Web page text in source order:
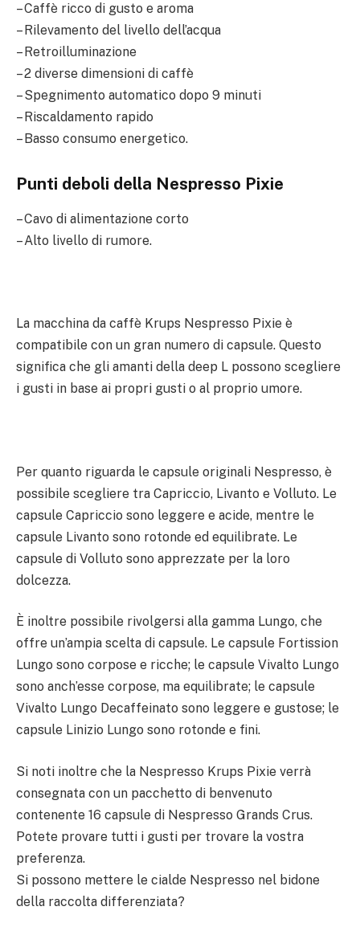
– Caffè ricco di gusto e aroma
– Rilevamento del livello dell’acqua
– Retroilluminazione
– 2 diverse dimensioni di caffè
– Spegnimento automatico dopo 9 minuti
– Riscaldamento rapido
– Basso consumo energetico.
Punti deboli della Nespresso Pixie
– Cavo di alimentazione corto
– Alto livello di rumore.
La macchina da caffè Krups Nespresso Pixie è
compatibile con un gran numero di capsule. Questo
significa che gli amanti della deep L possono scegliere
i gusti in base ai propri gusti o al proprio umore.
Per quanto riguarda le capsule originali Nespresso, è
possibile scegliere tra Capriccio, Livanto e Volluto. Le
capsule Capriccio sono leggere e acide, mentre le
capsule Livanto sono rotonde ed equilibrate. Le
capsule di Volluto sono apprezzate per la loro
dolcezza.
È inoltre possibile rivolgersi alla gamma Lungo, che
offre un’ampia scelta di capsule. Le capsule Fortission
Lungo sono corpose e ricche; le capsule Vivalto Lungo
sono anch’esse corpose, ma equilibrate; le capsule
Vivalto Lungo Decaffeinato sono leggere e gustose; le
capsule Linizio Lungo sono rotonde e fini.
Si noti inoltre che la Nespresso Krups Pixie verrà
consegnata con un pacchetto di benvenuto
contenente 16 capsule di Nespresso Grands Crus.
Potete provare tutti i gusti per trovare la vostra
preferenza.
Si possono mettere le cialde Nespresso nel bidone
della raccolta differenziata?